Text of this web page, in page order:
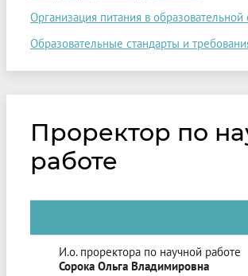
Организация питания в образовательной
Образовательные стандарты и
Проректор по
работе
И.о. проректора по научной работе
Сорока Ольга Владимировна